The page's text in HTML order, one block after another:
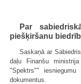
Par
piešķiršanu
Saskaņā ar
daļu Finanšu
"Spektrs""
dokumentus.